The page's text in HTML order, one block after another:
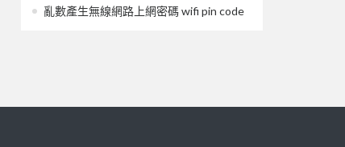
亂數產生無線網路上網密碼 wifi pin code